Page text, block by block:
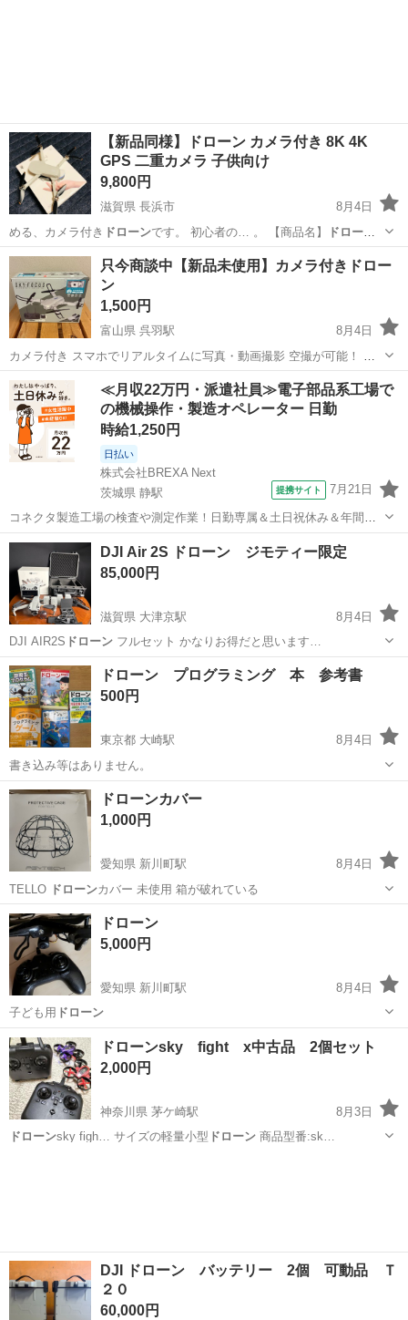
【新品同様】ドローン カメラ付き 8K 4K
GPS 二重カメラ 子供向け
9,800円
滋賀県 長浜市
8月4日
める、カメラ付き ドローン です。 初心者の… 。 【商品名】
ドローン
カメラ付き 8… 【カテゴリ】ドローン、ヘリ、航空機 …
滋賀 長浜市 ラジコン ドローン
只今商談中【新品未使用】カメラ付きドロー
ン
1,500円
富山県 呉羽駅
8月4日
カメラ付き スマホでリアルタイムに写真・動画撮影 空撮が可能！ 送
信機かスマホ、好きな方で操作可能！ 折りたためてコンパクト収納 色
は黒とグレーあります
富山 富山市 呉羽駅 ラジコン ドローン
≪月収22万円・派遣社員≫電子部品系工場で
の機械操作・製造オペレーター 日勤
時給1,250円
日払い
株式会社BREXA Next
茨城県 静駅
提携サイト 7月21日
コネクタ製造工場の検査や測定作業！日勤専属＆土日祝休み＆年間休
日128日★クリーンルーム内作業★マイカー通勤OK＆無料駐車場あり
★就業先食堂利用可！日払い制度あり！《茨城県常陸大宮市》 人気の
工場のお仕事 ◇コネクタ製造工...
茨城 常陸大宮市
DJI Air 2S ドローン ジモティー限定
85,000円
滋賀県 大津京駅
8月4日
DJI AIR2S ドローンフルセット かなりお得だと思います…
滋賀 大津市 その他
ドローン プログラミング 本 参考書
500円
東京都 大崎駅
8月4日
書き込み等はありません。
東京 品川区
ドローンカバー
1,000円
愛知県 新川町駅
8月4日
TELLO ドローンカバー 未使用 箱が破れている
愛知 碧南市
ドローン
5,000円
愛知県 新川町駅
8月4日
子ども用 ドローン
愛知 碧南市 ドローン
ドローンsky fight x中古品 2個セット
2,000円
神奈川県 茅ケ崎駅
8月3日
ドローンsky figh… サイズの軽量小型 ドローン商品型番:sk…
DJI ドローン バッテリー 2個 可動品 Ｔ
２０
60,000円